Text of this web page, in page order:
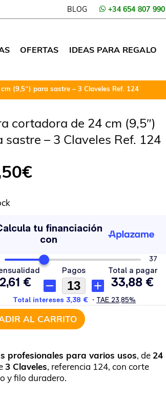
BLOG +34 654 807 990
OFERTAS IDEAS PARA REGALO
(9,5″) para sastre – 3 Claveles Ref. 124
cortadora de 24 cm (9,5″)
sastre – 3 Claveles Ref. 124
€
AL CARRITO
profesionales para varios usos, de 24
3 Claveles, referencia 124, con corte
y filo duradero.